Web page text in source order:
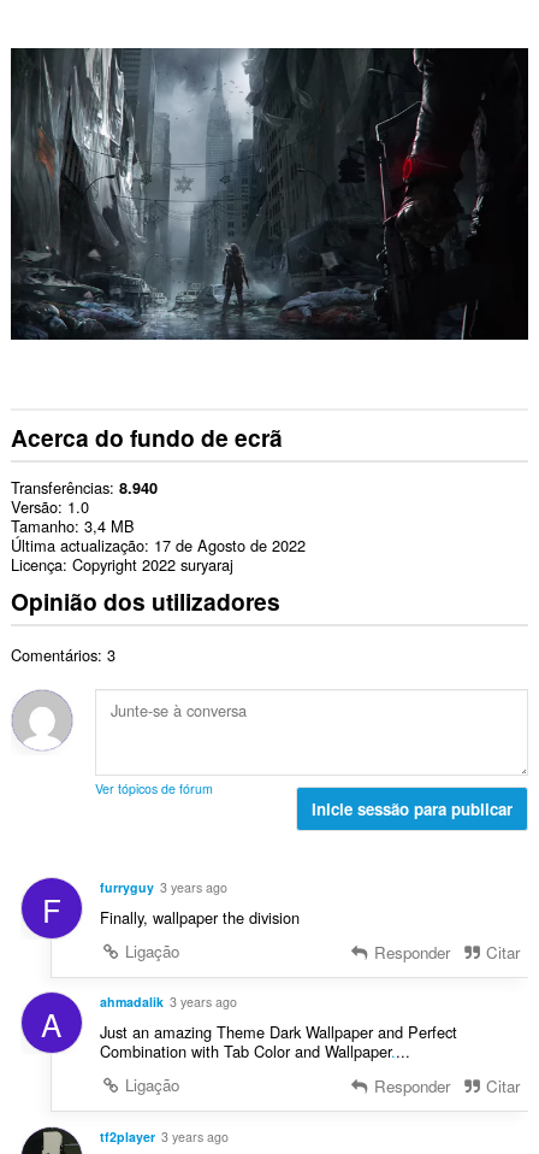
Acerca do fundo de ecrã
Transferências 8.940
Versão 1.0
Tamanho 3,4 MB
Última actualização 17 de Agosto de 2022
Licença Copyright 2022 suryaraj
Opinião dos utilizadores
Comentários: 3
Ver tópicos de fórum
Inicie sessão para publicar
F furryguy 3 years ago
Finally, wallpaper the division
Ligação
Responder Citar
A ahmadalik 3 years ago
Just an amazing Theme Dark Wallpaper and Perfect
Combination with Tab Color and Wallpaper....
Ligação
Responder Citar
tf2player 3 years ago